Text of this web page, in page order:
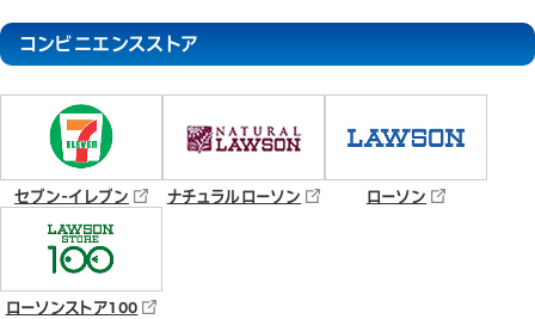
コンビニエンスストア
セブン-イレブン ナチュラルローソン ローソン
ローソンストア100